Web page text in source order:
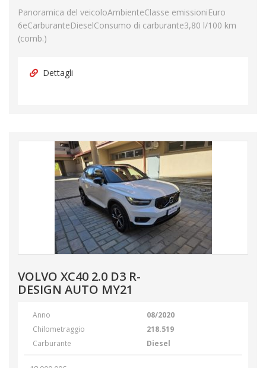
Panoramica del veicoloAmbienteClasse emissioniEuro
6eCarburanteDieselConsumo di carburante3,80 l/100 km
(comb.)
Dettagli
VOLVO XC40 2.0 D3 R-
DESIGN AUTO MY21
Anno
08/2020
Chilometraggio
218.519
Carburante
Diesel